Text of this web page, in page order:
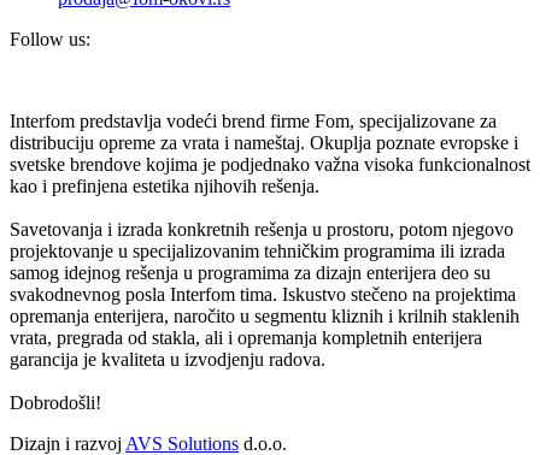
Follow us:
Interfom predstavlja vodeći brend firme Fom, specijalizovane za
distribuciju opreme za vrata i nameštaj. Okuplja poznate evropske i
svetske brendove kojima je podjednako važna visoka funkcionalnost
kao i prefinjena estetika njihovih rešenja.
Savetovanja i izrada konkretnih rešenja u prostoru, potom njegovo
projektovanje u specijalizovanim tehničkim programima ili izrada
samog idejnog rešenja u programima za dizajn enterijera deo su
svakodnevnog posla Interfom tima. Iskustvo stečeno na projektima
opremanja enterijera, naročito u segmentu kliznih i krilnih staklenih
vrata, pregrada od stakla, ali i opremanja kompletnih enterijera
garancija je kvaliteta u izvodjenju radova.
Dobrodošli!
Dizajn i razvoj AVS Solutions d.o.o.